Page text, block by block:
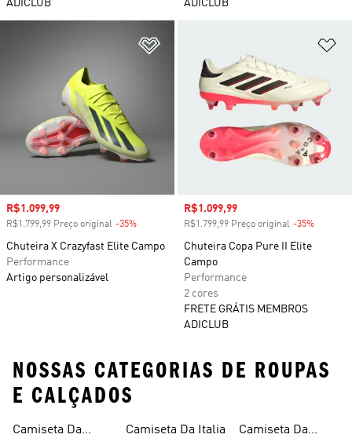
ADICLUB
ADICLUB
Preço com desconto
R$1.099,99
R$1.799,99 Preço original -35%
Chuteira X Crazyfast Elite Campo
Performance
Artigo personalizável
Preço com desconto
R$1.099,99
R$1.799,99 Preço original -35%
Chuteira Copa Pure II Elite
Campo
Performance
2 cores
FRETE GRÁTIS MEMBROS
ADICLUB
NOSSAS CATEGORIAS DE ROUPAS
E CALÇADOS
Camiseta Da
Camiseta Da Italia
Camiseta Da